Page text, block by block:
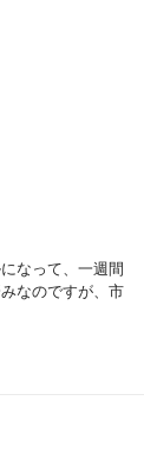
なって、一週間
なのですが、市